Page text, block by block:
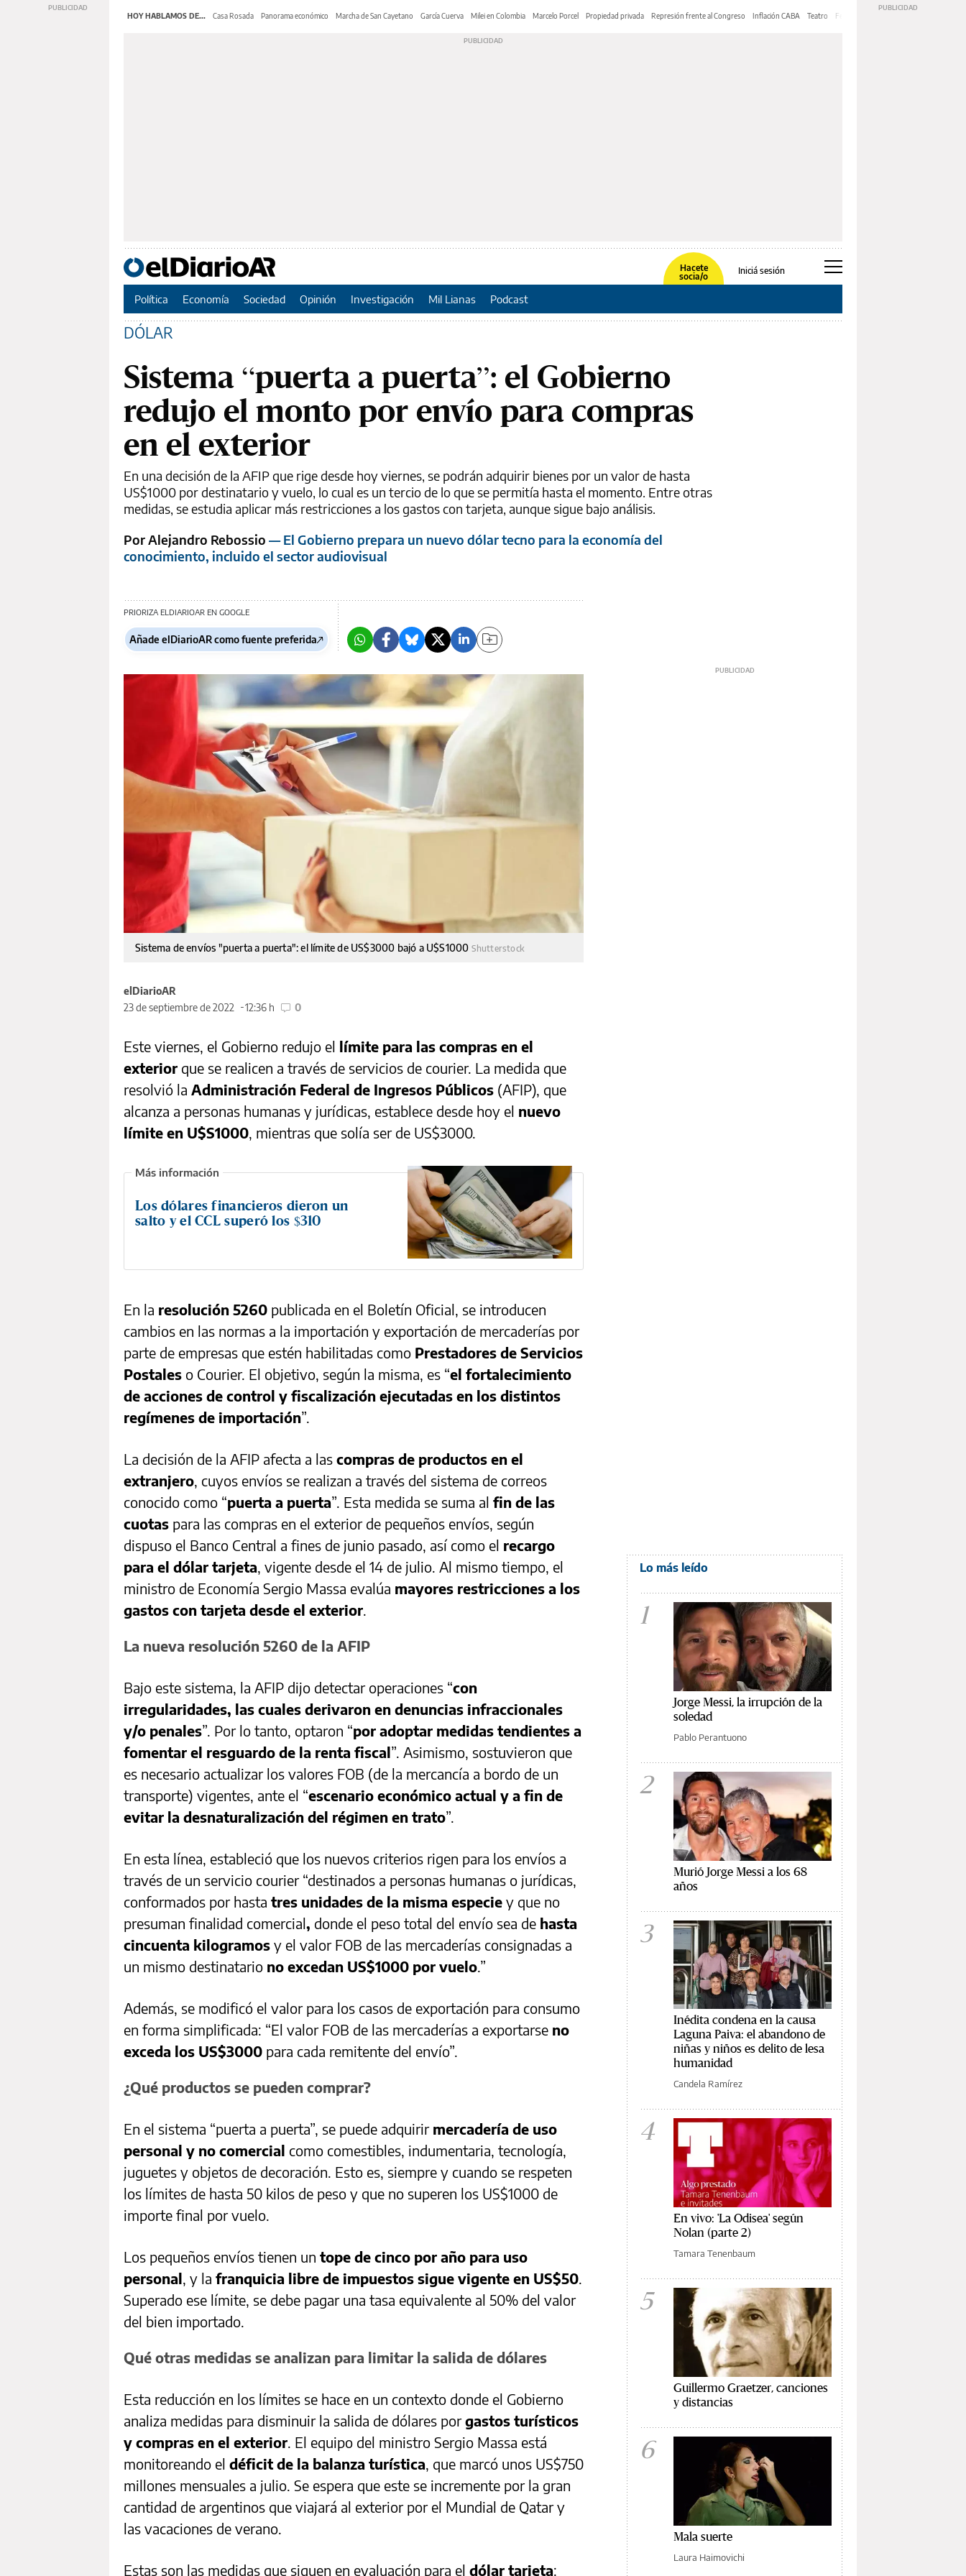
HOY HABLAMOS DE... Casa Rosada Panorama económico Marcha de San Cayetano García Cuerva Milei en Colombia Marcelo Porcel Propiedad privada Represión frente al Congreso Inflación CABA Teatro Feria de Editores
Hacete
socia/o
Iniciá sesión
Política Economía Sociedad Opinión Investigación Mil Lianas Podcast
DÓLAR
Sistema “puerta a puerta”: el Gobierno
redujo el monto por envío para compras
en el exterior
En una decisión de la AFIP que rige desde hoy viernes, se podrán adquirir bienes por un valor de hasta
US$1000 por destinatario y vuelo, lo cual es un tercio de lo que se permitía hasta el momento. Entre otras
medidas, se estudia aplicar más restricciones a los gastos con tarjeta, aunque sigue bajo análisis.
Por Alejandro Rebossio — El Gobierno prepara un nuevo dólar tecno para la economía del
conocimiento, incluido el sector audiovisual
PRIORIZA ELDIARIOAR EN GOOGLE
Añade elDiarioAR como fuente preferida
Sistema de envíos "puerta a puerta": el límite de US$3000 bajó a U$S1000 Shutterstock
elDiarioAR
23 de septiembre de 2022
12:36 h 0
Este viernes, el Gobierno redujo el límite para las compras en el
exterior que se realicen a través de servicios de courier. La medida que
resolvió la Administración Federal de Ingresos Públicos (AFIP), que
alcanza a personas humanas y jurídicas, establece desde hoy el nuevo
límite en U$S1000, mientras que solía ser de US$3000.
Los dólares financieros dieron un
salto y el CCL superó los $310
En la resolución 5260 publicada en el Boletín Oficial, se introducen
cambios en las normas a la importación y exportación de mercaderías por
parte de empresas que estén habilitadas como Prestadores de Servicios
Postales o Courier. El objetivo, según la misma, es “el fortalecimiento
de acciones de control y fiscalización ejecutadas en los distintos
regímenes de importación”.
La decisión de la AFIP afecta a las compras de productos en el
extranjero, cuyos envíos se realizan a través del sistema de correos
conocido como “puerta a puerta”. Esta medida se suma al fin de las
cuotas para las compras en el exterior de pequeños envíos, según
dispuso el Banco Central a fines de junio pasado, así como el recargo
para el dólar tarjeta, vigente desde el 14 de julio. Al mismo tiempo, el
ministro de Economía Sergio Massa evalúa mayores restricciones a los
gastos con tarjeta desde el exterior.
La nueva resolución 5260 de la AFIP
Bajo este sistema, la AFIP dijo detectar operaciones “con
irregularidades, las cuales derivaron en denuncias infraccionales
y/o penales”. Por lo tanto, optaron “por adoptar medidas tendientes a
fomentar el resguardo de la renta fiscal”. Asimismo, sostuvieron que
es necesario actualizar los valores FOB (de la mercancía a bordo de un
transporte) vigentes, ante el “escenario económico actual y a fin de
evitar la desnaturalización del régimen en trato”.
En esta línea, estableció que los nuevos criterios rigen para los envíos a
través de un servicio courier “destinados a personas humanas o jurídicas,
conformados por hasta tres unidades de la misma especie y que no
presuman finalidad comercial, donde el peso total del envío sea de hasta
cincuenta kilogramos y el valor FOB de las mercaderías consignadas a
un mismo destinatario no excedan US$1000 por vuelo.”
Además, se modificó el valor para los casos de exportación para consumo
en forma simplificada: “El valor FOB de las mercaderías a exportarse no
exceda los US$3000 para cada remitente del envío”.
¿Qué productos se pueden comprar?
En el sistema “puerta a puerta”, se puede adquirir mercadería de uso
personal y no comercial como comestibles, indumentaria, tecnología,
juguetes y objetos de decoración. Esto es, siempre y cuando se respeten
los límites de hasta 50 kilos de peso y que no superen los US$1000 de
importe final por vuelo.
Los pequeños envíos tienen un tope de cinco por año para uso
personal, y la franquicia libre de impuestos sigue vigente en US$50.
Superado ese límite, se debe pagar una tasa equivalente al 50% del valor
del bien importado.
Qué otras medidas se analizan para limitar la salida de dólares
Esta reducción en los límites se hace en un contexto donde el Gobierno
analiza medidas para disminuir la salida de dólares porgastos turísticos
y compras en el exterior. El equipo del ministro Sergio Massa está
monitoreando el déficit de la balanza turística, que marcó unos US$750
millones mensuales a julio. Se espera que este se incremente por la gran
cantidad de argentinos que viajará al exterior por el Mundial de Qatar y
las vacaciones de verano.
Estas son las medidas que siguen en evaluación para el dólar tarjeta:
Lo más leído
1
Jorge Messi, la irrupción de la
soledad
Pablo Perantuono
2
Murió Jorge Messi a los 68
años
3
Inédita condena en la causa
Laguna Paiva: el abandono de
niñas y niños es delito de lesa
humanidad
Candela Ramírez
4
En vivo: 'La Odisea' según
Nolan (parte 2)
Tamara Tenenbaum
5
Guillermo Graetzer, canciones
y distancias
6
Mala suerte
Laura Haimovichi